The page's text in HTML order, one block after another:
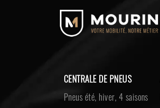
CENTRALE DE PNEUS
Pneus été, hiver, 4 saisons